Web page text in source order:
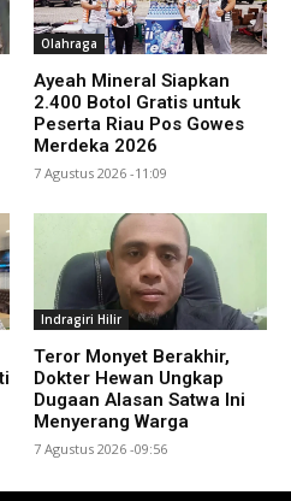
Olahraga
Ayeah Mineral Siapkan
2.400 Botol Gratis untuk
Peserta Riau Pos Gowes
Merdeka 2026
7 Agustus 2026 -11:09
Indragiri Hilir
Teror Monyet Berakhir,
Dokter Hewan Ungkap
Dugaan Alasan Satwa Ini
Menyerang Warga
7 Agustus 2026 -09:56